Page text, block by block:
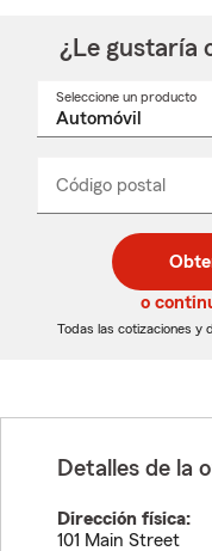
¿Le gustaría
Seleccione un producto
Código postal
de
5
de
5
_____
o
Todas las cotizaciones y
Detalles de la
Dirección física:
101 Main Street